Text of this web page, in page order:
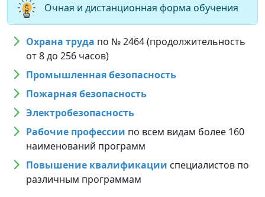
Очная и дистанционная форма обучения
Охрана труда по № 2464 (продолжительность
от 8 до 256 часов)
Промышленная безопасность
Пожарная безопасность
Электробезопасность
Рабочие профессии по всем видам более 160
наименований программ
Повышение квалификации специалистов по
различным программам